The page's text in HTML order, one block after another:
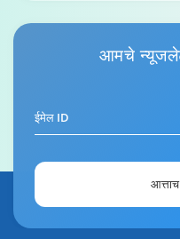
आमचे
ईमेल ID